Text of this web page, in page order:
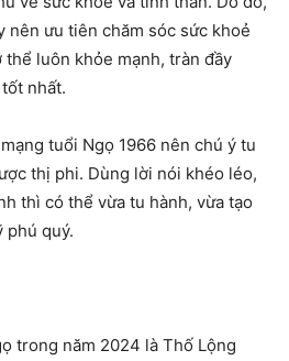
nên ưu tiên chăm sóc sức khoẻ
luôn khỏe mạnh, tràn đầy
nhất.
tuổi Ngọ 1966 nên chú ý tu
thị phi. Dùng lời nói khéo léo,
thì có thể vừa tu hành, vừa tạo
phú quý.
trong năm 2024 là Thố Lộng